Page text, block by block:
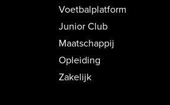
Voetbalplatform
Junior Club
Maatschappij
Opleiding
Zakelijk